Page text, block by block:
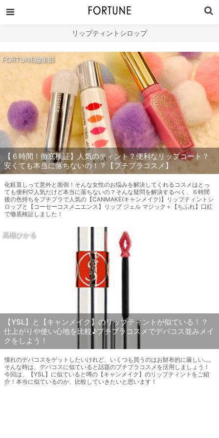
リップティントシロップ
FORTUNE編集部
【６時間！徹底検証】人気のティント？便利なリップコート？
安くても本当に落ちないの！？【プチプラコスメ】
化粧直しって意外と面倒！そんな女性のお悩みを解決してくれるコスメはとっ
ても便利♡人気だけど本当に落ちないの？そんな疑問を解決するべく、６時間
後の色持ちをプチプラで人気の【CANMAKE(キャンメイク)】リップティントシ
ロップと【コーセーコスメニエンス】リップ ジェル マジック＋【ちふれ】口紅
で徹底検証しました！
高槻ひかる
【YSL】と【キャンメイク】のリップティントが似ている！？
仕上がりや使い心地を比較♪プチプラコスメでデパコス並みメイ
クをしよう！
憧れのデパコスをゲットしたいけれど、いくつも買うのはお財布的に厳しい…。
そんな時は、デパコスに似ていると話題のプチプラコスメを活用しましょう！
今回は、【YSL】に似ていると噂の【キャンメイク】のリップティントをご紹
介！本当に似ているのか、比較していきたいと思います！